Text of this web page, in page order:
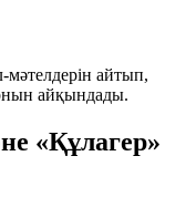
айтып,
айқындады.
«Құлагер»